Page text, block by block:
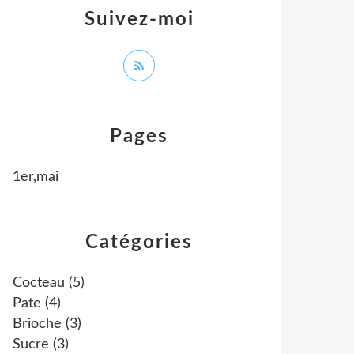
Catégories
Cocteau (5)
Pate (4)
Brioche (3)
Sucre (3)
Pages
1er,mai
Suivez-moi